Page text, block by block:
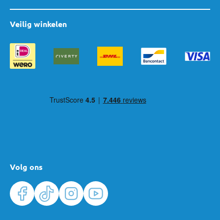
Volg ons
Veilig winkelen